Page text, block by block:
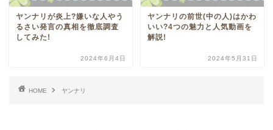
ヤンナリが炎上?嫌いな人やう
るさい発言の真相を徹底調査
してみた!
2024年6月4日
ヤンナリの前世(中の人)はかわ
いい?4つの魅力と人気動画を
解説!
2024年5月31日
HOME ヤンナリ